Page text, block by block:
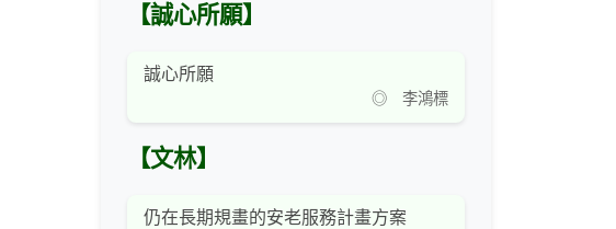
【誠心所願】
誠心所願
◎ 李鴻標
【文林】
仍在長期規畫的安老服務計畫方案